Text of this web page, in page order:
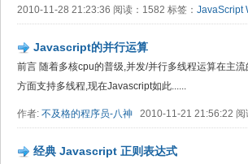
2010-11-28 21:23:36 阅读：1582 标签： JavaScript
Javascript的并行运算
前言 随着多核cpu的普级,并发/并行多线程运算在主
方面支持多线程,现在Javascript如此......
作者: 不及格的程序员-八神 2010-11-21 21:56:22 阅
经典 Javascript 正则表达式